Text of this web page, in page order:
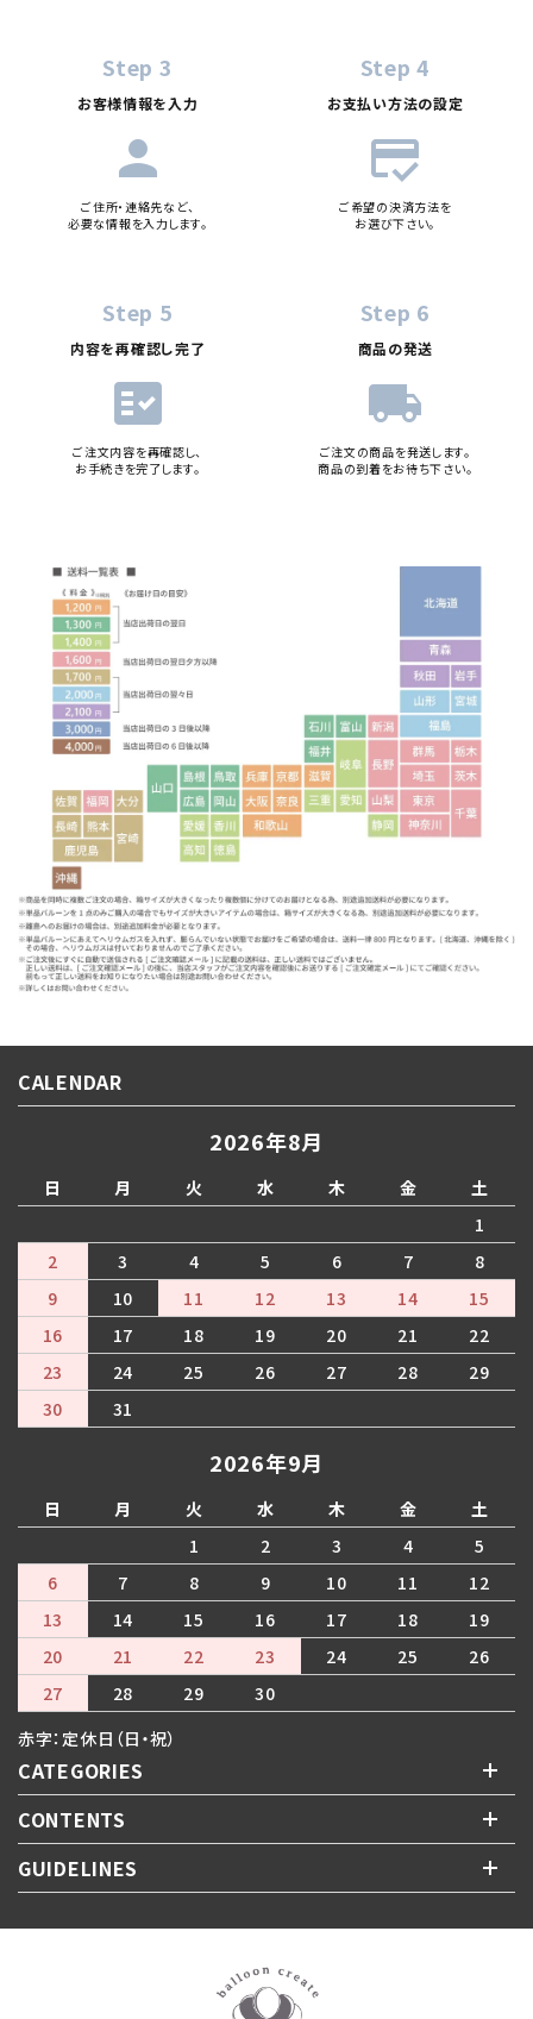
Step 3
お客様情報を入力
person
ご住所・連絡先など、
必要な情報を入力します。
Step 4
お支払い方法の設定
credit_score
ご希望の決済方法を
お選び下さい。
Step 5
内容を再確認し完了
fact_check
ご注文内容を再確認し、
お手続きを完了します。
Step 6
商品の発送
local_shipping
ご注文の商品を発送します。
商品の到着をお待ち下さい。
CALENDAR
2026年8月
日 月 火 水 木 金
土
1
2
3 4 5 6 7
8
9
10 11 12 13 14
15
16
17 18 19 20 21
22
23
24 25 26 27 28
29
30
31
2026年9月
日 月 火 水 木 金
土
1
2 3 4
5
6
7 8 9 10 11
12
13
14 15 16 17 18
19
20
21 22 23 24 25
26
27
28 29
30
赤字：定休日（日・祝）
CATEGORIES
CONTENTS
GUIDELINES